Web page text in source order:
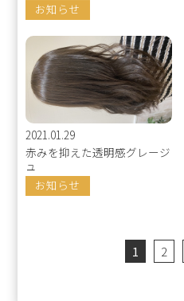
お知らせ
2021.01.29
赤みを抑えた透明感グレージ
ュ
お知らせ
1 2